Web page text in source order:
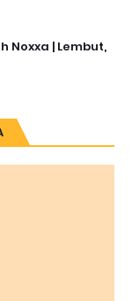
Noxxa | Lembut,